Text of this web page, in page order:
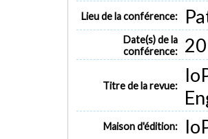
Lieu de la conférence:
Date(s) de la
conférence:
Titre de la revue:
Maison d'édition: